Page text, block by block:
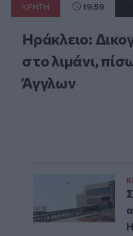
ΚΡΗΤΗ 19:59
Ηράκλειο:
στο λιμάνι,
Άγγλων